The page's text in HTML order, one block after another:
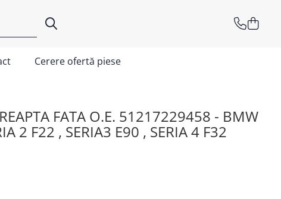
Cerere ofertă piese
FATA O.E. 51217229458 - BMW
2 F22 , SERIA3 E90 , SERIA 4 F32